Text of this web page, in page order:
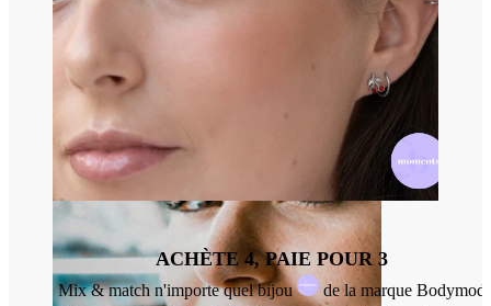
Lèvre
ACHÈTE 4, PAIE POUR 3
Mix & match n'importe quel bijou
de la marque Bodymod